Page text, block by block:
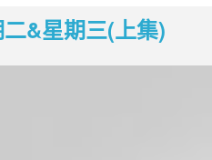
&星期三(上集)